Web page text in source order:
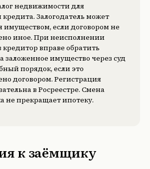
недвижимости для
Залогодатель может
имуществом, если договором не
иное. При неисполнении
кредитор вправе обратить
заложенное имущество через суд
порядок, если это
договором. Регистрация
в Росреестре. Смена
не прекращает ипотеку.
к заёмщику